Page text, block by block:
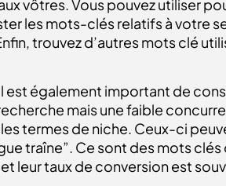
vôtres. Vous pouvez utiliser
les mots-clés relatifs à votre
trouvez d’autres mots clé
est également important de
mais une faible
termes de niche. Ceux-ci
traîne”. Ce sont des mots
leur taux de conversion est